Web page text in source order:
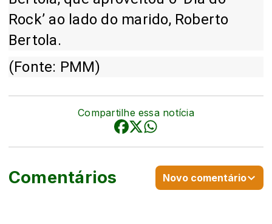
Rock’ ao lado do marido, Roberto
Bertola.
(Fonte: PMM)
Compartilhe essa notícia
Comentários Novo comentário